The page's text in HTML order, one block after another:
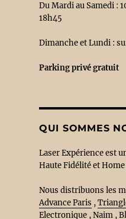
Du Mardi au Samedi :
18h45
Dimanche et Lundi :
Parking privégratuit
QUI SOMMES
Laser Expérience est
Haute Fidélité et
Nous distribuons les
Advance Paris ,
Electronique,Naim,